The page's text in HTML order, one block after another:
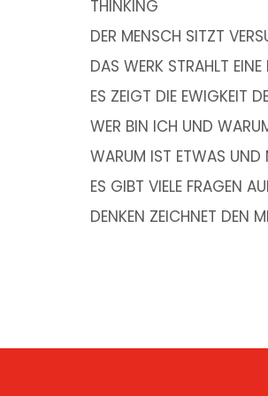
THINKING
DER MENSCH SITZT
DAS WERK STRAHLT
ES ZEIGT DIE EWIGKEIT
WER BIN ICH UND
WARUM IST ETWAS UND
ES GIBT VIELE FRAGEN
DENKEN ZEICHNET DEN